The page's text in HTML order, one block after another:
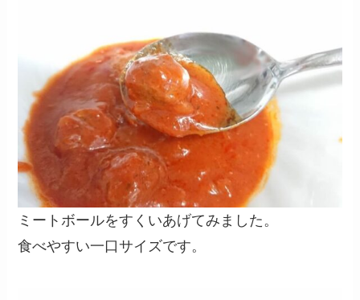
ミートボールをすくいあげてみました。
食べやすい一口サイズです。